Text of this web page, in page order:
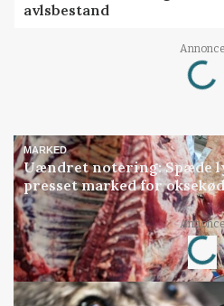
avlsbestand
Annonce
Loading...
MARKED
Uændret notering: Spæde
presset marked for